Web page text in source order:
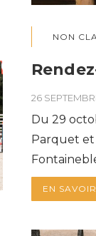
NON
26
Du 29
Parquet et
EN